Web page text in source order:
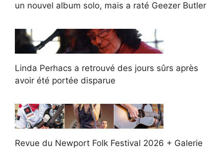
un nouvel album solo, mais a raté Geezer Butler
Linda Perhacs a retrouvé des jours sûrs après
avoir été portée disparue
Revue du Newport Folk Festival 2026 + Galerie